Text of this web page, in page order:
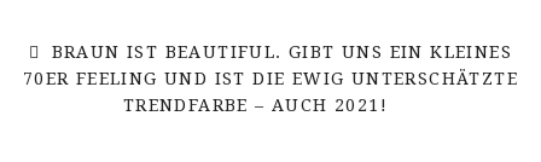
BRAUN IST BEAUTIFUL. GIBT UNS EIN KLEINES
70ER FEELING UND IST DIE EWIG UNTERSCHÄTZTE
TRENDFARBE – AUCH 2021!